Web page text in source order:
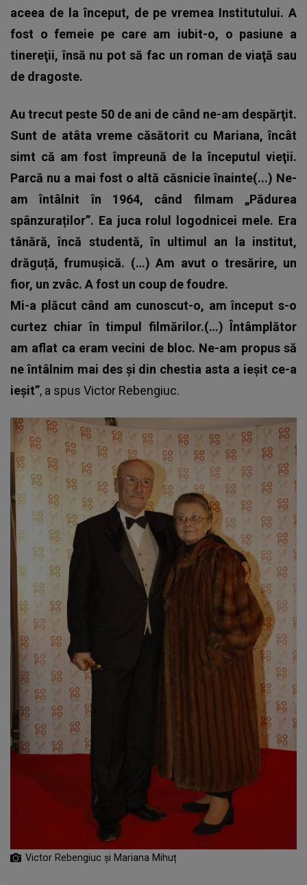
aceea de la început, de pe vremea Institutului. A
fost o femeie pe care am iubit-o, o pasiune a
tinereţii, însă nu pot să fac un roman de viaţă sau
de dragoste.
Au trecut peste 50 de ani de când ne-am despărţit.
Sunt de atâta vreme căsătorit cu Mariana, încât
simt că am fost împreună de la începutul vieţii.
Parcă nu a mai fost o altă căsnicie înainte(...) Ne-
am întâlnit în 1964, când filmam „Pădurea
spânzuraților”. Ea juca rolul logodnicei mele. Era
tânără, încă studentă, în ultimul an la institut,
drăguță, frumușică. (…) Am avut o tresărire, un
fior, un zvâc. A fost un coup de foudre.
Mi-a plăcut când am cunoscut-o, am început s-o
curtez chiar în timpul filmărilor.(…) Întâmplător
am aflat ca eram vecini de bloc. Ne-am propus să
ne întâlnim mai des și din chestia asta a ieșit ce-a
ieșit”, a spus Victor Rebengiuc.
Victor Rebengiuc și Mariana Mihuț